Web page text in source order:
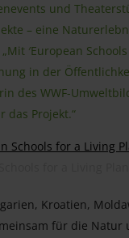
und
– eine
′European
in der
des WWF-
das Projekt.“
Kroatien,
für die